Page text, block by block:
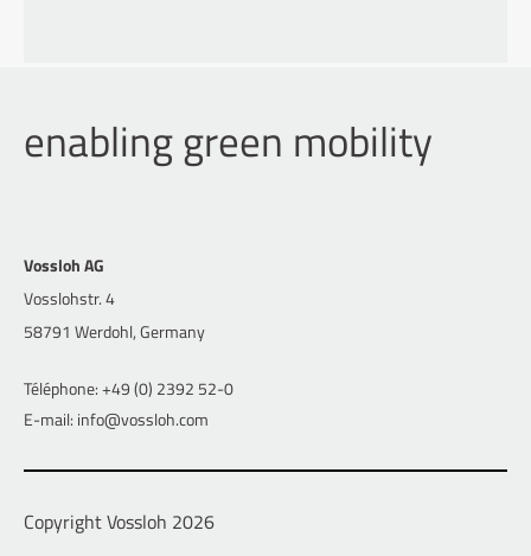
enabling green mobility
Vossloh AG
Vosslohstr. 4
58791 Werdohl, Germany
Téléphone: +49 (0) 2392 52-0
E-mail: info@vossloh.com
Copyright Vossloh 2026